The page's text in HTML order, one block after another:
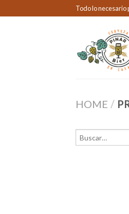
Todo lo necesario
HOME /